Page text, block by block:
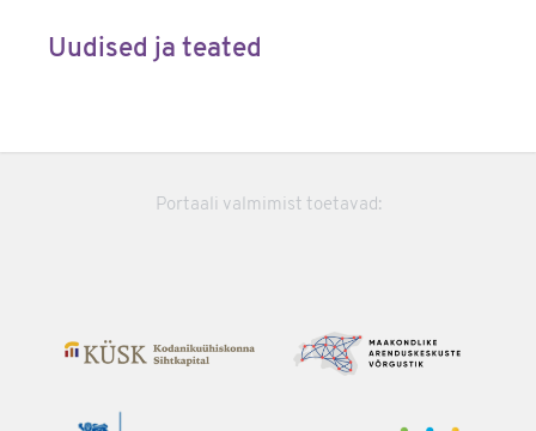
Uudised ja teated
Portaali valmimist toetavad: